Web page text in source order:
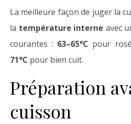
La meilleure façon de juger la
la température interne avec
courantes : 63–65°C pour
71°C pour bien cuit.
Préparation
cuisson